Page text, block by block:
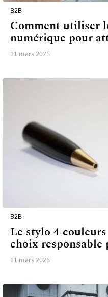
B2B
Comment utiliser
numérique pour
11 mars 2026
B2B
Le stylo 4
choix
11 mars 2026